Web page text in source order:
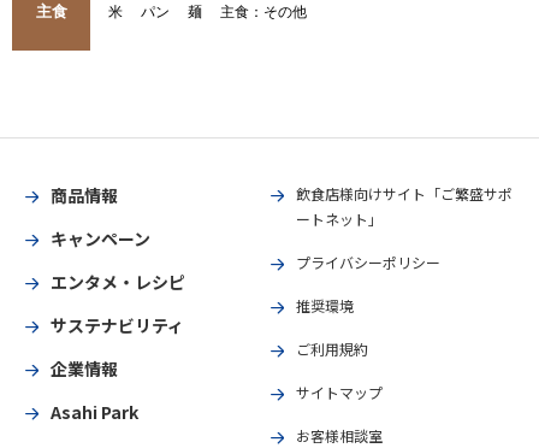
主食 米 パン 麺 主食：その他
商品情報
キャンペーン
エンタメ・レシピ
サステナビリティ
企業情報
Asahi Park
飲食店様向けサイト「ご繁盛サポ
ートネット」
プライバシーポリシー
推奨環境
ご利用規約
サイトマップ
お客様相談室